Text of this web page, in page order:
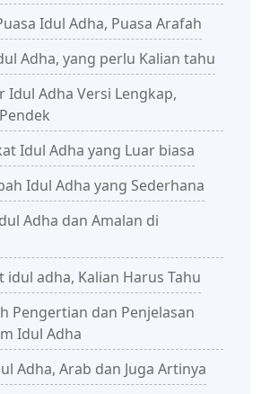
Idul Adha, Puasa Arafah
Adha, yang perlu Kalian tahu
Idul Adha Versi Lengkap,
Idul Adha yang Luar biasa
Idul Adha yang Sederhana
Adha dan Amalan di
idul adha, Kalian Harus Tahu
Pengertian dan Penjelasan
Idul Adha
Adha, Arab dan Juga Artinya